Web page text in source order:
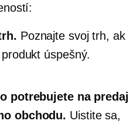
Poznajte svoj trh, ak
úspešný.
potrebujete na predaj
obchodu. Uistite sa,